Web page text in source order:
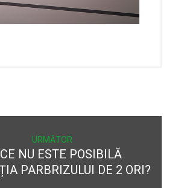
URMĂTOR
NU ESTE POSIBILĂ
PARBRIZULUI DE 2 ORI?